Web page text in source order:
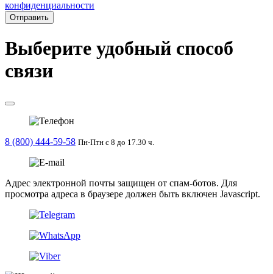
конфиденциальности
Отправить
Выберите удобный способ
связи
8 (800) 444-59-58 Пн-Птн с 8 до 17.30 ч.
Адрес электронной почты защищен от спам-ботов. Для
просмотра адреса в браузере должен быть включен Javascript.